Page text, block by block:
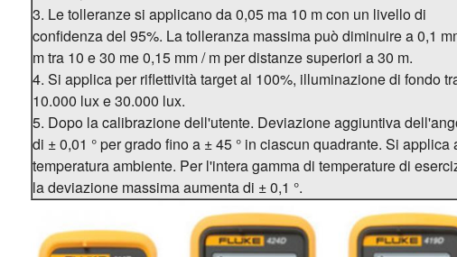
3. Le tolleranze si applicano da 0,05 ma 10 m con un livello di
confidenza del 95%. La tolleranza massima può diminuire a 0,1
m tra 10 e 30 me 0,15 mm / m per distanze superiori a 30 m.
4. Si applica per riflettività target al 100%, illuminazione di fondo
10.000 lux e 30.000 lux.
5. Dopo la calibrazione dell'utente. Deviazione aggiuntiva
di ± 0,01 ° per grado fino a ± 45 ° in ciascun quadrante. Si applica
temperatura ambiente. Per l'intera gamma di temperature di
la deviazione massima aumenta di ± 0,1 °.